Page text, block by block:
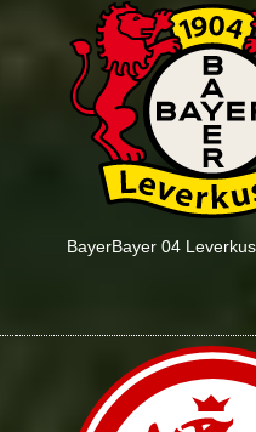
BayerBayer 04